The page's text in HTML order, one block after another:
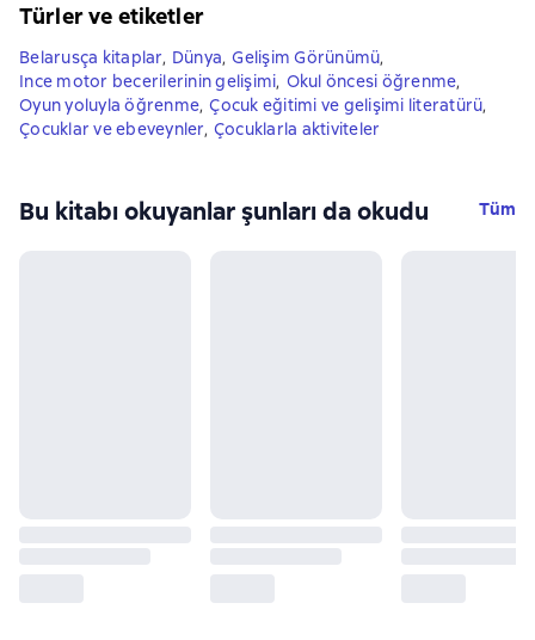
Türler ve etiketler
Belarusça kitaplar, Dünya, Gelişim Görünümü,
Ince motor becerilerinin gelişimi, Okul öncesi öğrenme,
Oyun yoluyla öğrenme, Çocuk eğitimi ve gelişimi literatürü,
Çocuklar ve ebeveynler, Çocuklarla aktiviteler
Bu kitabı okuyanlar şunları da okudu Tüm